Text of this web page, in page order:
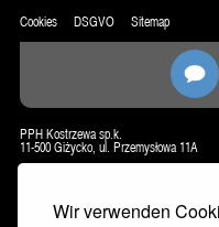
Wir verwenden
Cookies DSGVO Sitemap
PPH Kostrzewa sp.k.
11-500 Giżycko, ul. Przemysłowa 11A
KONTAKT